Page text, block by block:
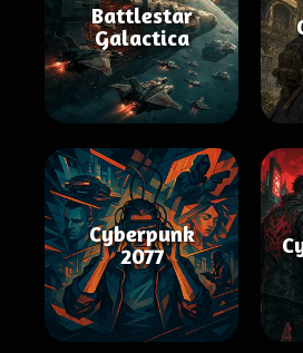
Battlestar
Galactica
Cyberpunk
2077